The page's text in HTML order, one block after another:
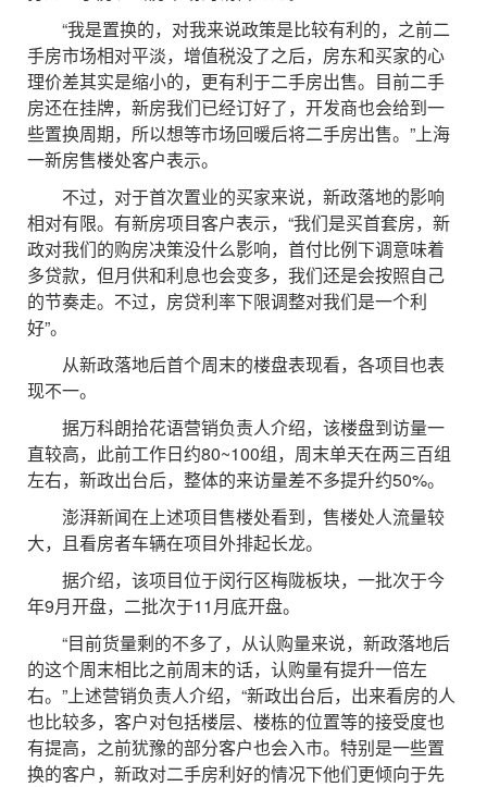
“我是置换的，对我来说政策是比较有利的，之前二
手房市场相对平淡，增值税没了之后，房东和买家的心
理价差其实是缩小的，更有利于二手房出售。目前二手
房还在挂牌，新房我们已经订好了，开发商也会给到一
些置换周期，所以想等市场回暖后将二手房出售。”上海
一新房售楼处客户表示。
不过，对于首次置业的买家来说，新政落地的影响
相对有限。有新房项目客户表示，“我们是买首套房，新
政对我们的购房决策没什么影响，首付比例下调意味着
多贷款，但月供和利息也会变多，我们还是会按照自己
的节奏走。不过，房贷利率下限调整对我们是一个利
好”。
从新政落地后首个周末的楼盘表现看，各项目也表
现不一。
据万科朗拾花语营销负责人介绍，该楼盘到访量一
直较高，此前工作日约80~100组，周末单天在两三百组
左右，新政出台后，整体的来访量差不多提升约50%。
澎湃新闻在上述项目售楼处看到，售楼处人流量较
大，且看房者车辆在项目外排起长龙。
据介绍，该项目位于闵行区梅陇板块，一批次于今
年9月开盘，二批次于11月底开盘。
“目前货量剩的不多了，从认购量来说，新政落地后
的这个周末相比之前周末的话，认购量有提升一倍左
右。”上述营销负责人介绍，“新政出台后，出来看房的人
也比较多，客户对包括楼层、楼栋的位置等的接受度也
有提高，之前犹豫的部分客户也会入市。特别是一些置
换的客户，新政对二手房利好的情况下他们更倾向于先